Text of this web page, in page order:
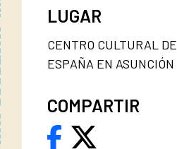
LUGAR
CENTRO CULTURAL DE
ESPAÑA EN ASUNCIÓN
COMPARTIR